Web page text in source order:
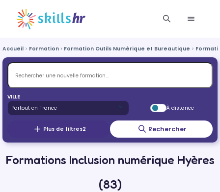
Accueil Formation Formation Outils Numérique et Bureautique
VILLE
À distance
Plus de filtres2 Rechercher
Formations Inclusion numérique Hyères
(83)